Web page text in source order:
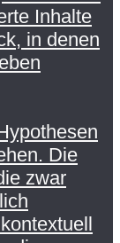
Inhalte
in denen
Die
zwar